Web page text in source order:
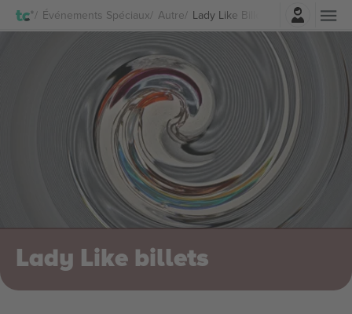
Événements Spéciaux Autre Lady Like Billets
Connexion
Lady Like billets